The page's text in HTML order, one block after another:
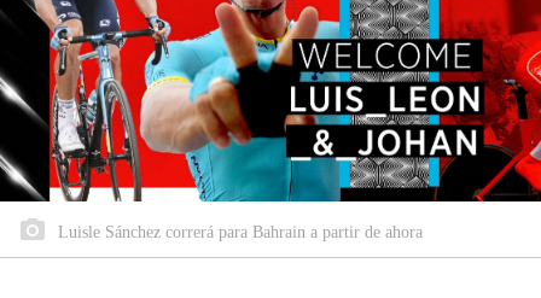
Luisle Sánchez correrá para Bahrain a partir de ahora